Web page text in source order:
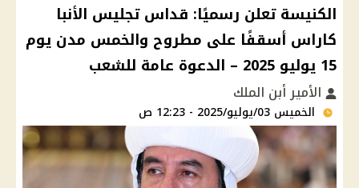
الكنيسة تعلن رسميًا: قداس تجليس الأنبا
كاراس أسقفًا على مطروح والخمس مدن يوم
15 يوليو 2025 – الدعوة عامة للشعب
الأمير أبن الملك
الخميس 03/يوليو/2025 - 12:23 ص